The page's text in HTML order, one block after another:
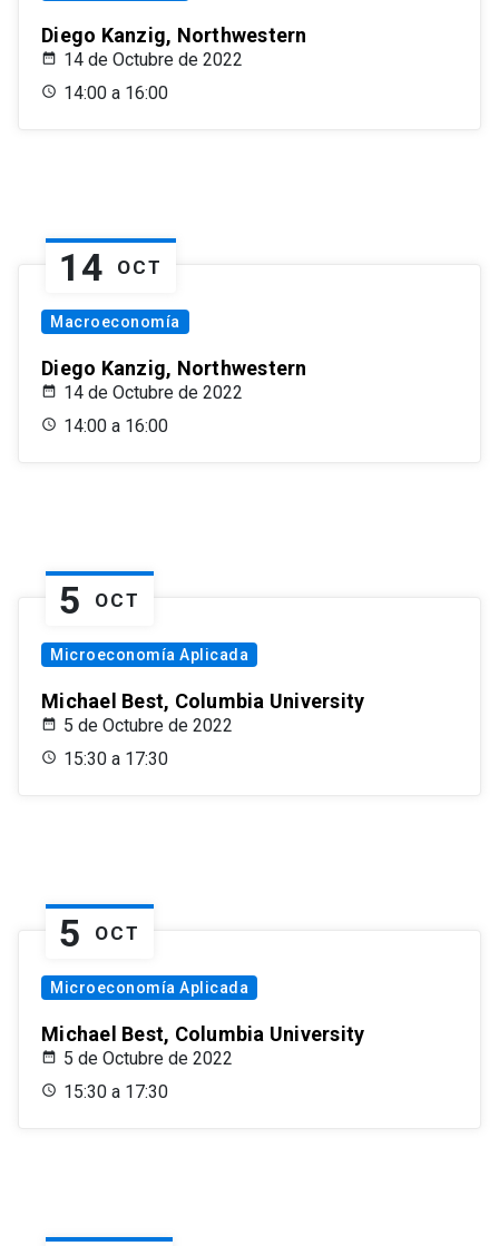
Diego Kanzig, Northwestern
14 de Octubre de 2022
14:00 a 16:00
14 OCT
Macroeconomía
Diego Kanzig, Northwestern
14 de Octubre de 2022
14:00 a 16:00
5 OCT
Microeconomía Aplicada
Michael Best, Columbia University
5 de Octubre de 2022
15:30 a 17:30
5 OCT
Microeconomía Aplicada
Michael Best, Columbia University
5 de Octubre de 2022
15:30 a 17:30